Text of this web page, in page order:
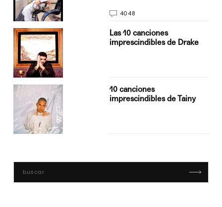
4048
Las 10 canciones
imprescindibles de Drake
10 canciones
imprescindibles de Tainy